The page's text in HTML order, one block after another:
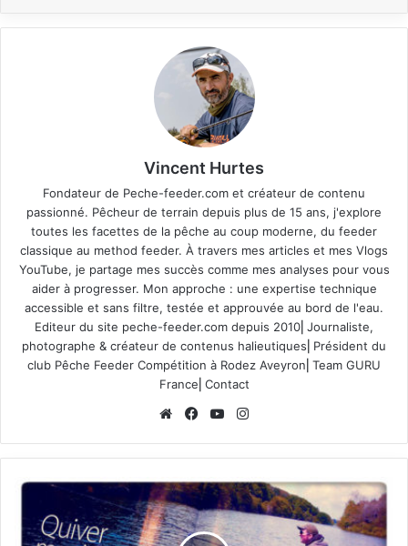
Vincent Hurtes
Fondateur de Peche-feeder.com et créateur de contenu
passionné. Pêcheur de terrain depuis plus de 15 ans, j'explore
toutes les facettes de la pêche au coup moderne, du feeder
classique au method feeder. À travers mes articles et mes Vlogs
YouTube, je partage mes succès comme mes analyses pour vous
aider à progresser. Mon approche : une expertise technique
accessible et sans filtre, testée et approuvée au bord de l'eau.
Editeur du site peche-feeder.com depuis 2010⎢Journaliste,
photographe & créateur de contenus halieutiques⎢Président du
club Pêche Feeder Compétition à Rodez Aveyron⎢Team GURU
France⎢ Contact
We
te
Fa
bo
ok
Yo
ub
e
ra
m